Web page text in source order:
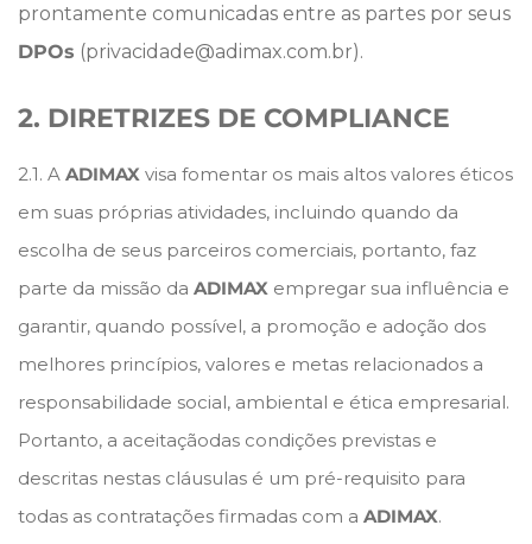
prontamente comunicadas entre as partes por seus
DPOs (privacidade@adimax.com.br).
2. DIRETRIZES DE COMPLIANCE
2.1. A ADIMAX visa fomentar os mais altos valores éticos
em suas próprias atividades, incluindo quando da
escolha de seus parceiros comerciais, portanto, faz
parte da missão da ADIMAX empregar sua influência e
garantir, quando possível, a promoção e adoção dos
melhores princípios, valores e metas relacionados a
responsabilidade social, ambiental e ética empresarial.
Portanto, a aceitaçãodas condições previstas e
descritas nestas cláusulas é um pré-requisito para
todas as contratações firmadas com a ADIMAX.